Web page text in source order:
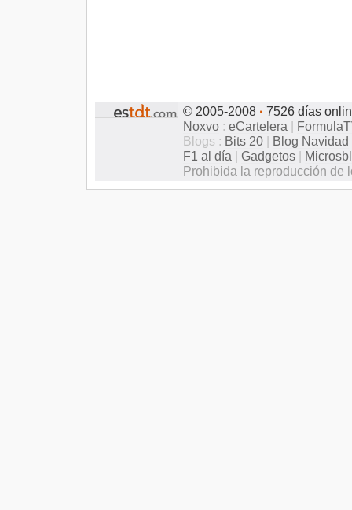
© 2005-2008 · 7526 días
Noxvo : eCartelera |
Blogs : Bits 20 | Blog Navidad
F1 al día | Gadgetos |
Prohibida la reproducción de